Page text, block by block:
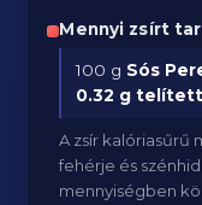
Mennyi zsírt
100 g Sós
0.32 g
A zsír kalóriasűrű
fehérje és
mennyiségben